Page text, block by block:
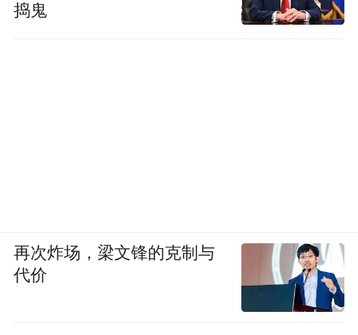
捣鬼
再次炸场，梁文锋的克制与
代价